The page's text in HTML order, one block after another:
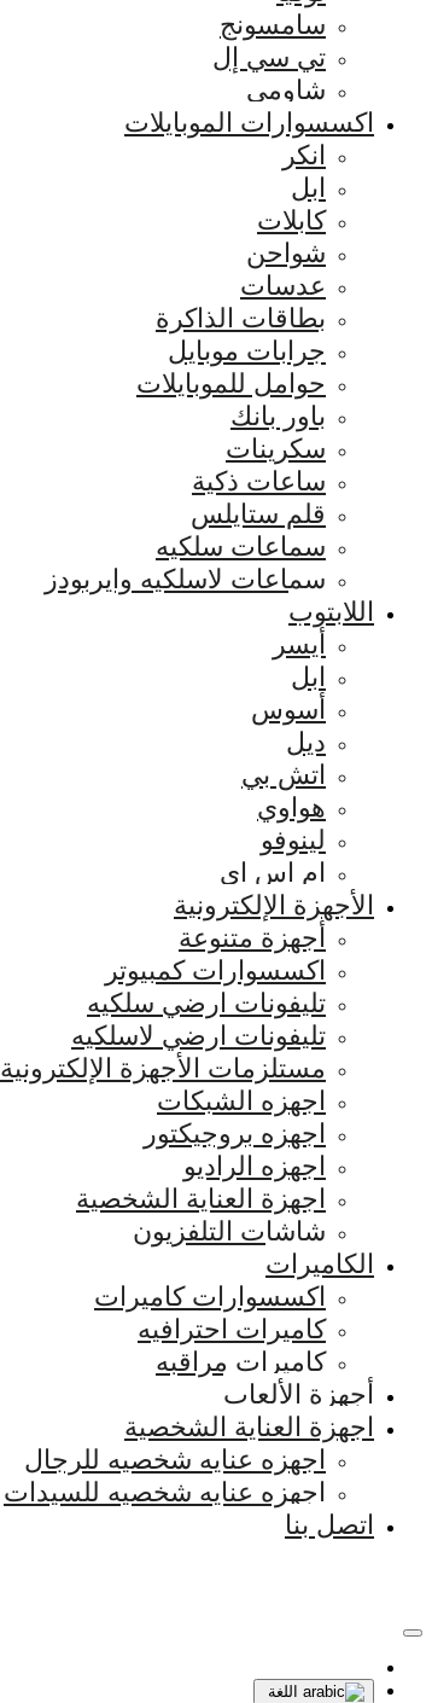
سامسونج
تي سي إل
شاومي
اكسسوارات الموبايلات
انكر
ابل
كابلات
شواحن
عدسات
بطاقات الذاكرة
جرابات موبايل
حوامل للموبايلات
باور بانك
سكرينات
ساعات ذكية
قلم ستايلس
سماعات سلكيه
سماعات لاسلكيه وايربودز
اللابتوب
أيسر
ابل
أسوس
ديل
اتش بي
هواوي
لينوفو
ام اس اي
الأجهزة الإلكترونية
أجهزة متنوعة
اكسسوارات كمبيوتر
تليفونات ارضي سلكيه
تليفونات ارضي لاسلكيه
مستلزمات الأجهزة الإلكترونية
اجهزه الشبكات
اجهزه بروجيكتور
اجهزه الراديو
اجهزة العناية الشخصية
شاشات التلفزيون
الكاميرات
اكسسوارات كاميرات
كاميرات احترافيه
كاميرات مراقبه
أجهزة الألعاب
اجهزة العناية الشخصية
اجهزه عنايه شخصيه للرجال
اجهزه عنايه شخصيه للسيدات
اتصل بنا
اللغة